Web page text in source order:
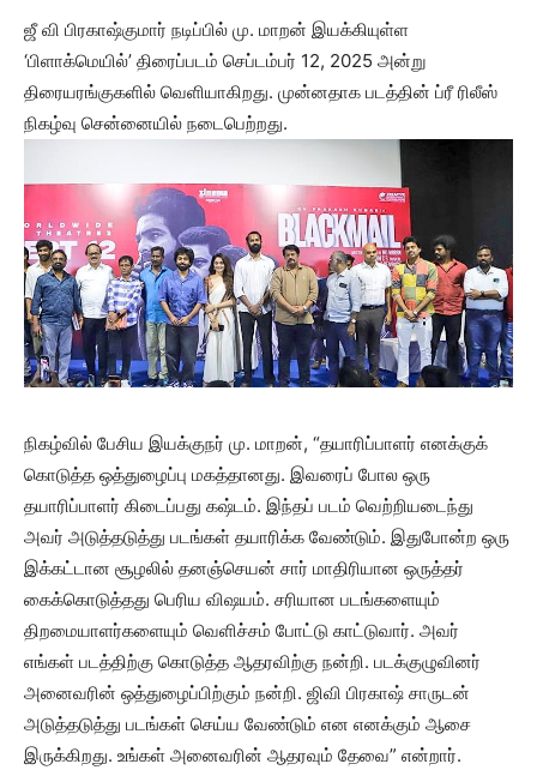
ஜீ வி பிரகாஷ்குமார் நடிப்பில் மு. மாறன் இயக்கியுள்ள
‘பிளாக்மெயில்’ திரைப்படம் செப்டம்பர் 12, 2025 அன்று
திரையரங்குகளில் வெளியாகிறது. முன்னதாக படத்தின் ப்ரீ ரிலீஸ்
நிகழ்வு சென்னையில் நடைபெற்றது.
நிகழ்வில் பேசிய இயக்குநர் மு. மாறன், “தயாரிப்பாளர் எனக்குக்
கொடுத்த ஒத்துழைப்பு மகத்தானது. இவரைப் போல ஒரு
தயாரிப்பாளர் கிடைப்பது கஷ்டம். இந்தப் படம் வெற்றியடைந்து
அவர் அடுத்தடுத்து படங்கள் தயாரிக்க வேண்டும். இதுபோன்ற ஒரு
இக்கட்டான சூழலில் தனஞ்செயன் சார் மாதிரியான ஒருத்தர்
கைக்கொடுத்தது பெரிய விஷயம். சரியான படங்களையும்
திறமையாளர்களையும் வெளிச்சம் போட்டு காட்டுவார். அவர்
எங்கள் படத்திற்கு கொடுத்த ஆதரவிற்கு நன்றி. படக்குழுவினர்
அனைவரின் ஒத்துழைப்பிற்கும் நன்றி. ஜிவி பிரகாஷ் சாருடன்
அடுத்தடுத்து படங்கள் செய்ய வேண்டும் என எனக்கும் ஆசை
இருக்கிறது. உங்கள் அனைவரின் ஆதரவும் தேவை” என்றார்.